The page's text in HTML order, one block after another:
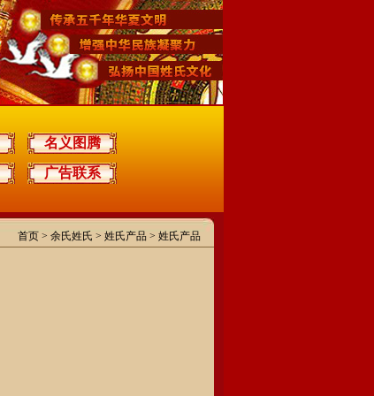
名义图腾
广告联系
首页 > 余氏姓氏 > 姓氏产品 > 姓氏产品